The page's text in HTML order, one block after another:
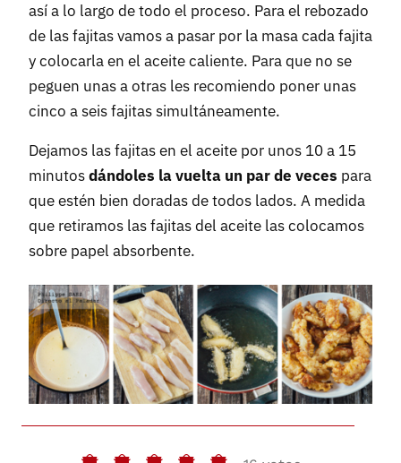
así a lo largo de todo el proceso. Para el rebozado
de las fajitas vamos a pasar por la masa cada fajita
y colocarla en el aceite caliente. Para que no se
peguen unas a otras les recomiendo poner unas
cinco a seis fajitas simultáneamente.
Dejamos las fajitas en el aceite por unos 10 a 15
minutosdándoles la vuelta un par de veces para
que estén bien doradas de todos lados. A medida
que retiramos las fajitas del aceite las colocamos
sobre papel absorbente.